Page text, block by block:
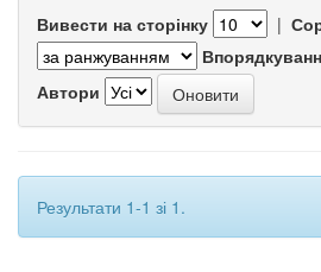
Вивести на сторінку |
Автори
Результати 1-1 зі 1.